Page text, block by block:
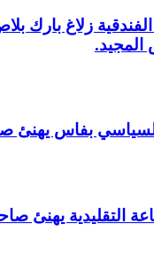
الفندقية زلاغ
المجيد.
يهنئ صاحب الجلالة
يهنئ صاحب